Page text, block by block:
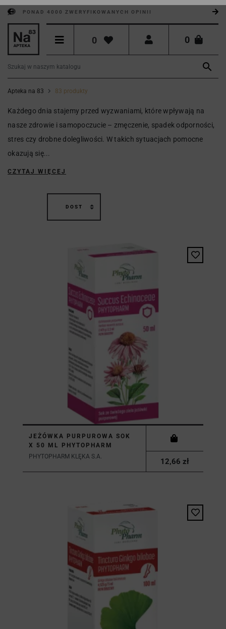
PONAD 4000 ZWERYFIKOWANYCH OPINII
0 0

Apteka na 83 83 produkty
Każdego dnia stajemy przed wyzwaniami, które wpływają na
nasze zdrowie i samopoczucie – zmęczenie, spadek odporności,
stres czy drobne dolegliwości. W takich sytuacjach pomocne
okazują się...
CZYTAJ WIĘCEJ
JEŻÓWKA PURPUROWA SOK
X 50 ML PHYTOPHARM
PHYTOPHARM KLĘKA S.A.
12,66 zł